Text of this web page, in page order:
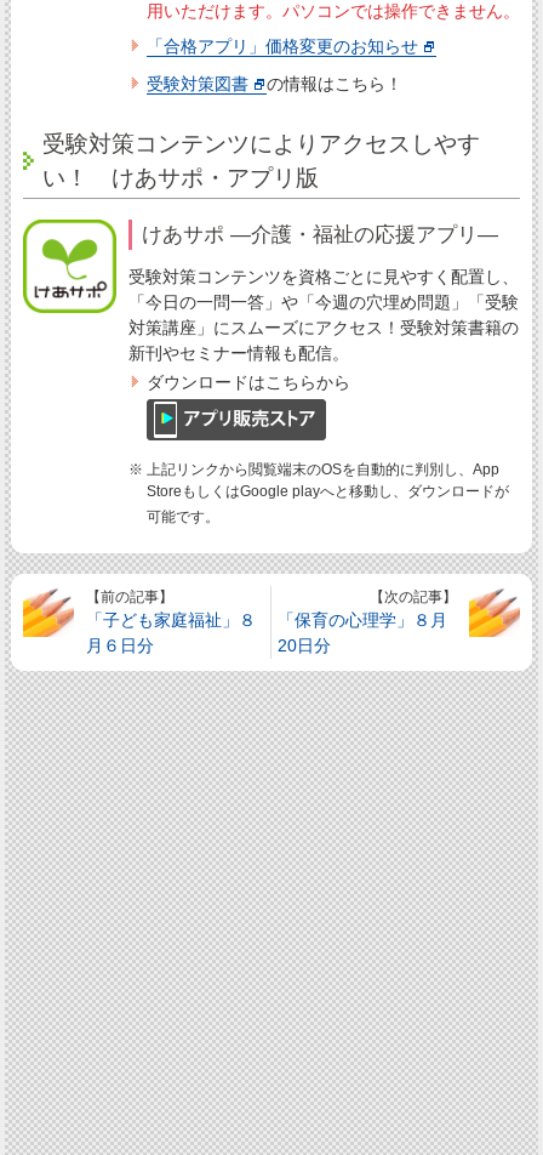
用いただけます。パソコンでは操作できません。
「合格アプリ」価格変更のお知らせ
受験対策図書
の情報はこちら！
受験対策コンテンツによりアクセスしやす
い！ けあサポ・アプリ版
けあサポ ―介護・福祉の応援アプリ―
受験対策コンテンツを資格ごとに見やすく配置し、
「今日の一問一答」や「今週の穴埋め問題」「受験
対策講座」にスムーズにアクセス！受験対策書籍の
新刊やセミナー情報も配信。
ダウンロードはこちらから
※ 上記リンクから閲覧端末のOSを自動的に判別し、App
StoreもしくはGoogle playへと移動し、ダウンロードが
可能です。
【前の記事】
「子ども家庭福祉」８
月６日分
【次の記事】
「保育の心理学」８月
20日分